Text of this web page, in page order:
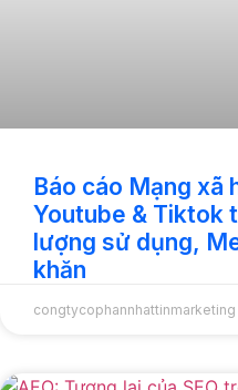
Báo cáo Mạng xã
Youtube & Tiktok
lượng sử dụng,
khăn
congtycophannhattinmarketing